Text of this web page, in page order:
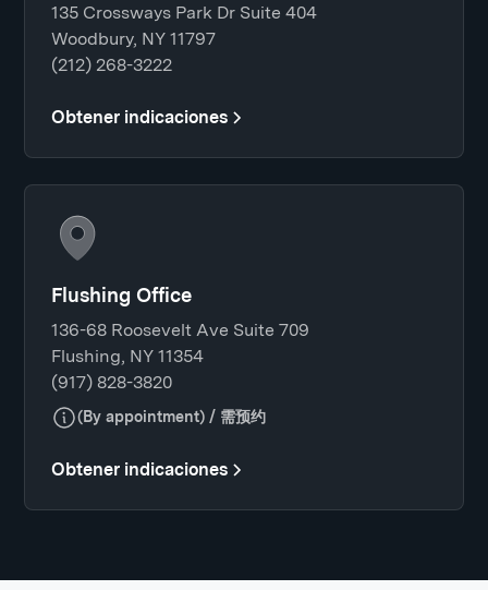
135 Crossways Park Dr Suite 404
Woodbury, NY 11797
(212) 268-3222
Obtener indicaciones
Flushing Office
136-68 Roosevelt Ave Suite 709
Flushing, NY 11354
(917) 828-3820
(By appointment) / 需预约
Obtener indicaciones